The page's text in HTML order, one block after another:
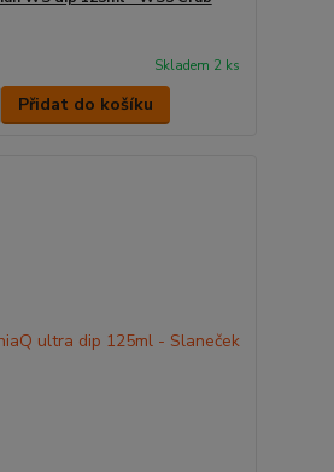
Skladem 2 ks
Přidat do košíku